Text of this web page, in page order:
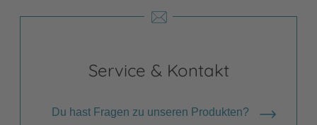
Service & Kontakt
Du hast Fragen zu unseren Produkten?